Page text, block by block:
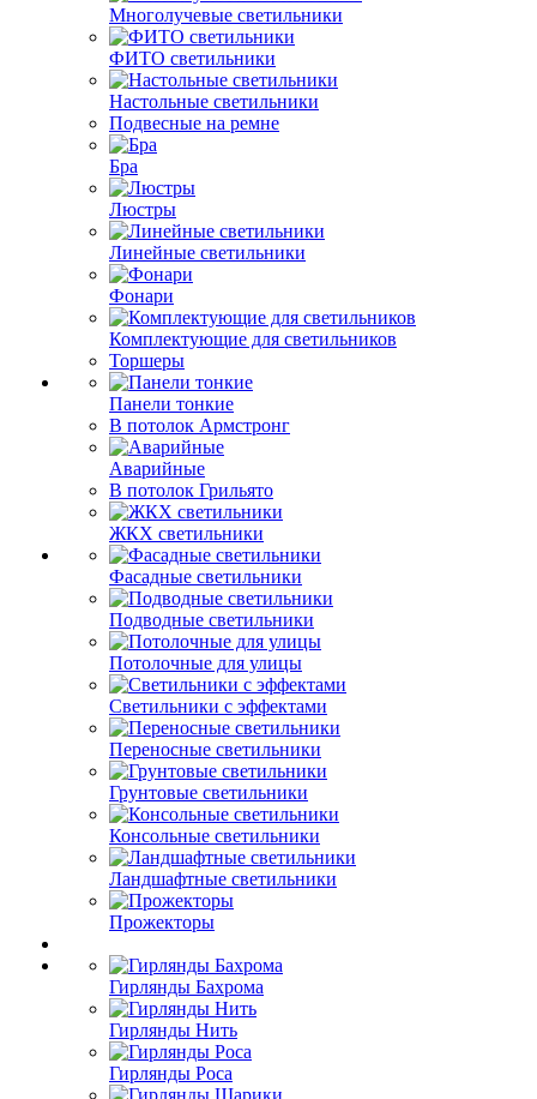
Многолучевые светильники
ФИТО светильники
Настольные светильники
Подвесные на ремне
Бра
Люстры
Линейные светильники
Фонари
Комплектующие для светильников
Торшеры
Панели тонкие
В потолок Армстронг
Аварийные
В потолок Грильято
ЖКХ светильники
Фасадные светильники
Подводные светильники
Потолочные для улицы
Светильники с эффектами
Переносные светильники
Грунтовые светильники
Консольные светильники
Ландшафтные светильники
Прожекторы
Гирлянды Бахрома
Гирлянды Нить
Гирлянды Роса